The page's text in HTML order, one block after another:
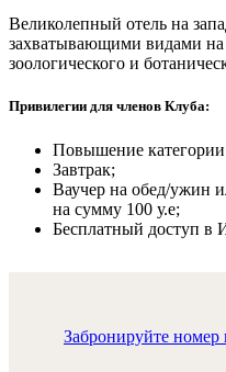
Великолепный отель на
захватывающими видами
зоологического и
Привилегии для членов Клуба:
Повышение
Завтрак;
Ваучер на обед/ужин
на сумму 100 у.е;
Бесплатный доступ в
Забронируйте номер